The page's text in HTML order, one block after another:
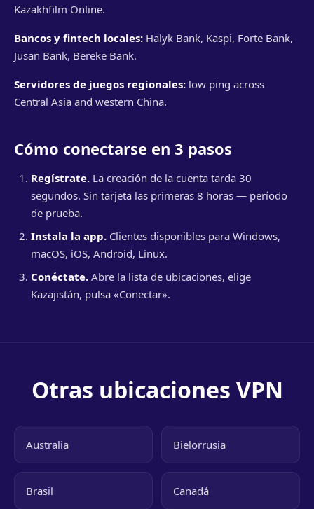
Kazakhfilm Online.
Bancos y fintech locales: Halyk Bank, Kaspi, Forte Bank,
Jusan Bank, Bereke Bank.
Servidores de juegos regionales: low ping across
Central Asia and western China.
Cómo conectarse en 3 pasos
Regístrate. La creación de la cuenta tarda 30
segundos. Sin tarjeta las primeras 8 horas — período
de prueba.
Instala la app. Clientes disponibles para Windows,
macOS, iOS, Android, Linux.
Conéctate. Abre la lista de ubicaciones, elige
Kazajistán, pulsa «Conectar».
Otras ubicaciones VPN
Australia Bielorrusia
Brasil Canadá